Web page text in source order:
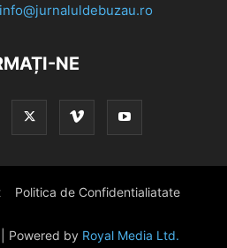
info@jurnaluldebuzau.ro
NE
Politica de Confidentialiatate
Powered by Royal Media Ltd.